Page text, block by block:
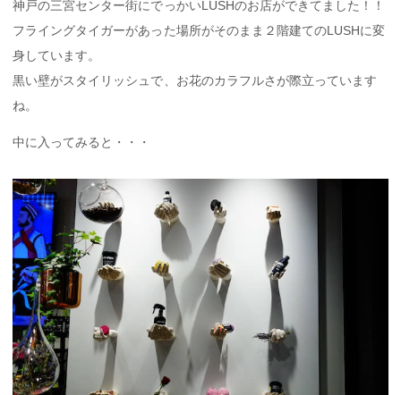
神戸の三宮センター街にでっかいLUSHのお店ができてました！！
フライングタイガーがあった場所がそのまま２階建てのLUSHに変
身しています。
黒い壁がスタイリッシュで、お花のカラフルさが際立っています
ね。
中に入ってみると・・・